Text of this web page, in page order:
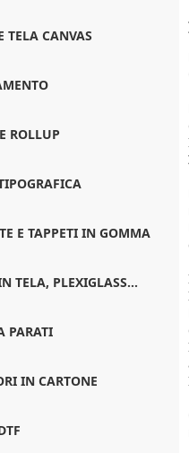
TELA CANVAS
ROLLUP
E TAPPETI IN GOMMA
TELA, PLEXIGLASS...
PARATI
IN CARTONE